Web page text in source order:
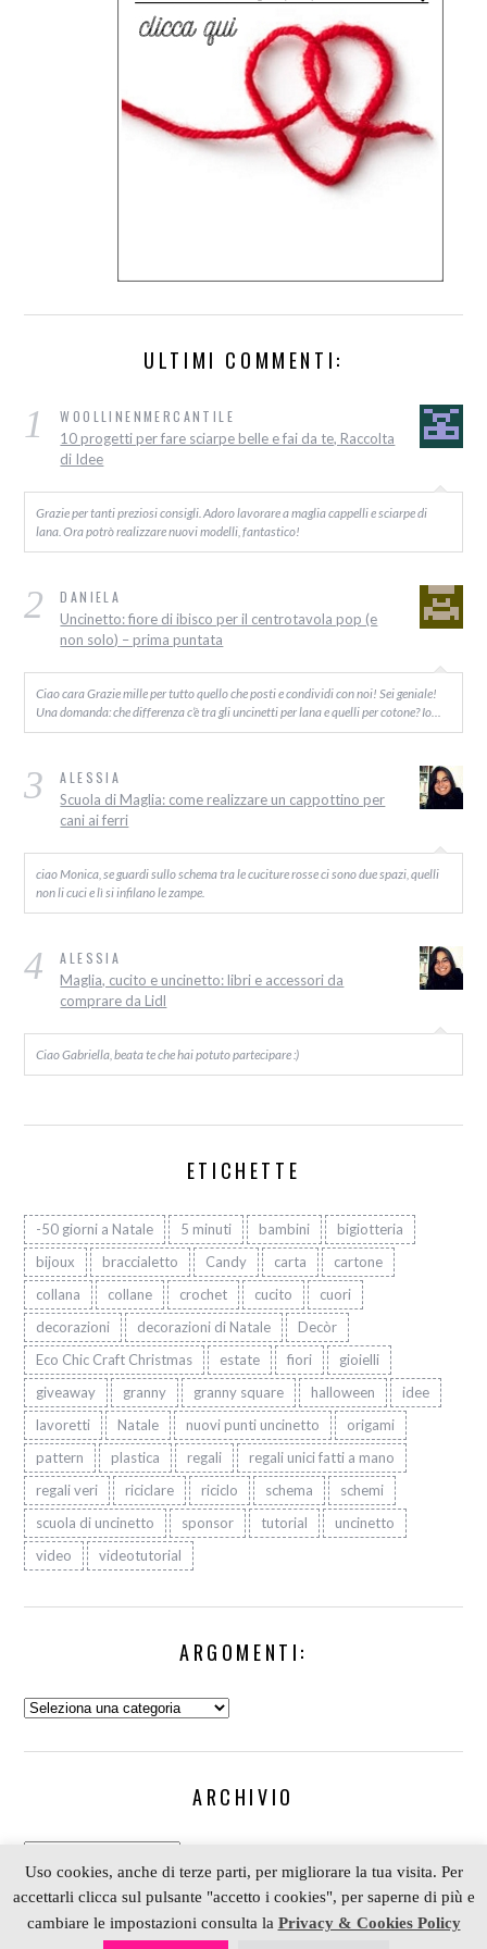
ULTIMI COMMENTI:
1 WOOLLINENMERCANTILE
10 progetti per fare sciarpe belle e fai da te, Raccolta
di Idee
Grazie per tanti preziosi consigli. Adoro lavorare a maglia cappelli e sciarpe di
lana. Ora potrò realizzare nuovi modelli, fantastico!
2 DANIELA
Uncinetto: fiore di ibisco per il centrotavola pop (e
non solo) – prima puntata
Ciao cara Grazie mille per tutto quello che posti e condividi con noi! Sei geniale!
Una domanda: che differenza c’è tra gli uncinetti per lana e quelli per cotone? Io…
3 ALESSIA
Scuola di Maglia: come realizzare un cappottino per
cani ai ferri
ciao Monica, se guardi sullo schema tra le cuciture rosse ci sono due spazi, quelli
non li cuci e lì si infilano le zampe.
4 ALESSIA
Maglia, cucito e uncinetto: libri e accessori da
comprare da Lidl
Ciao Gabriella, beata te che hai potuto partecipare :)
ETICHETTE
-50 giorni a Natale 5 minuti bambini
bigiotteria
bijoux
braccialetto Candy carta
cartone
collana
collane crochet cucito
cuori
decorazioni
decorazioni di Natale
Decòr
Eco Chic Craft Christmas
estate fiori
gioielli
giveaway
granny granny square halloween
idee
lavoretti
Natale nuovi punti uncinetto
origami
pattern
plastica regali
regali unici fatti a mano
regali veri
riciclare riciclo schema
schemi
scuola di uncinetto
sponsor tutorial
uncinetto
video
videotutorial
ARGOMENTI:
Argomenti:
ARCHIVIO
Archivio
COPYRIGHT 2006-2023 ALESSIA SCRAP & CRAFT |
Uso cookies, anche di terze parti, per migliorare la tua visita. Per
accettarli clicca sul pulsante "accetto i cookies", per saperne di più e
cambiare le impostazioni consulta la Privacy & Cookies Policy